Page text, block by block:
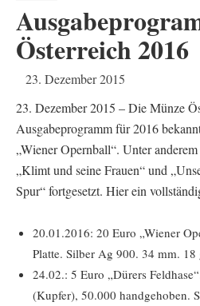
Österreich 2016
23. Dezember 2015
23. Dezember 2015 – Die Münze
Ausgabeprogramm für 2016
„Wiener Opernball“. Unter
„Klimt und seine Frauen“ und
Spur“ fortgesetzt. Hier ein
20.01.2016: 20 Euro „Wiener
Platte. Silber Ag 900. 34 mm. 18
24.02.: 5 Euro „Dürers
(Kupfer), 50.000 handgehoben.